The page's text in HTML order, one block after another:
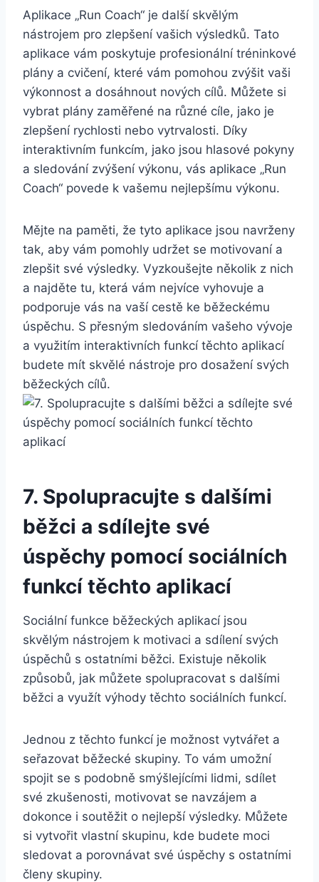
Aplikace „Run Coach“ je další skvělým
nástrojem pro zlepšení vašich výsledků. Tato
aplikace vám poskytuje profesionální tréninkové
plány a cvičení, které vám pomohou zvýšit vaši
výkonnost a dosáhnout nových cílů. Můžete si
vybrat plány zaměřené na různé cíle, jako je
zlepšení rychlosti nebo vytrvalosti. Díky
interaktivním funkcím, jako jsou hlasové pokyny
a sledování zvýšení výkonu, vás aplikace „Run
Coach“ povede k vašemu nejlepšímu výkonu.
Mějte na paměti, že tyto aplikace jsou navrženy
tak, aby vám pomohly udržet se motivovaní a
zlepšit své výsledky. Vyzkoušejte několik z nich
a najděte tu, která vám nejvíce vyhovuje a
podporuje vás na vaší cestě ke běžeckému
úspěchu. S přesným sledováním vašeho vývoje
a využitím interaktivních funkcí těchto aplikací
budete mít skvělé nástroje pro dosažení svých
běžeckých cílů.
7. Spolupracujte s dalšími
běžci a sdílejte své
úspěchy pomocí sociálních
funkcí těchto aplikací
Sociální funkce běžeckých aplikací jsou
skvělým nástrojem k motivaci a sdílení svých
úspěchů s ostatními běžci. Existuje několik
způsobů, jak můžete spolupracovat s dalšími
běžci a využít výhody těchto sociálních funkcí.
Jednou z těchto funkcí je možnost vytvářet a
seřazovat běžecké skupiny. To vám umožní
spojit se s podobně smýšlejícími lidmi, sdílet
své zkušenosti, motivovat se navzájem a
dokonce i soutěžit o nejlepší výsledky. Můžete
si vytvořit vlastní skupinu, kde budete moci
sledovat a porovnávat své úspěchy s ostatními
členy skupiny.